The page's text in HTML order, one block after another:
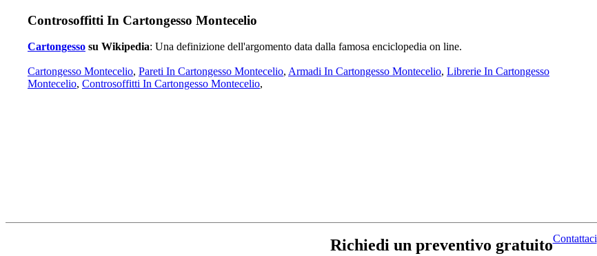
Controsoffitti In Cartongesso Montecelio
Cartongesso su Wikipedia: Una definizione dell'argomento data dalla famosa enciclopedia on line.
Cartongesso Montecelio, Pareti In Cartongesso Montecelio, Armadi In Cartongesso Montecelio, Librerie In Cartongesso
Montecelio, Controsoffitti In Cartongesso Montecelio,
Richiedi un preventivo gratuitoContattaci